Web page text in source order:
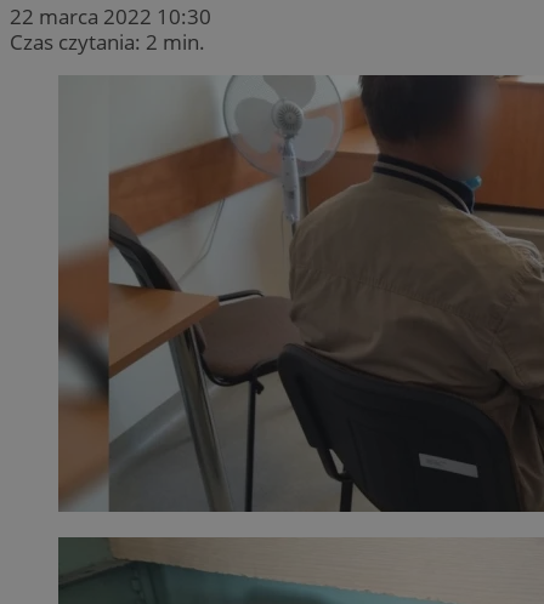
22 marca 2022 10:30
Czas czytania: 2 min.